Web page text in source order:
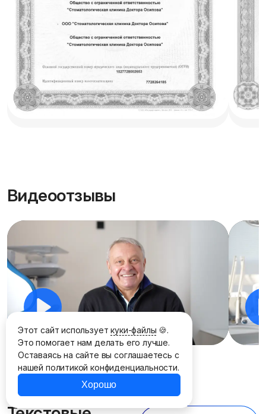
Этот сайт используеткуки-файлы 🍪.
Это помогает нам делать его лучше.
Оставаясь на сайте вы соглашаетесь с
нашей политикой конфиденциальности.
Хорошо
Видеоотзывы
M
u
t
e
а
т
P
l
a
y